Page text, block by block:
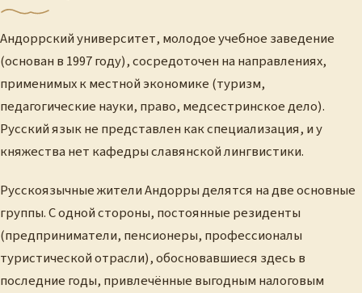
Андоррский университет, молодое учебное заведение
(основан в 1997 году), сосредоточен на направлениях,
применимых к местной экономике (туризм,
педагогические науки, право, медсестринское дело).
Русский язык не представлен как специализация, и у
княжества нет кафедры славянской лингвистики.
Русскоязычные жители Андорры делятся на две основные
группы. С одной стороны, постоянные резиденты
(предприниматели, пенсионеры, профессионалы
туристической отрасли), обосновавшиеся здесь в
последние годы, привлечённые выгодным налоговым